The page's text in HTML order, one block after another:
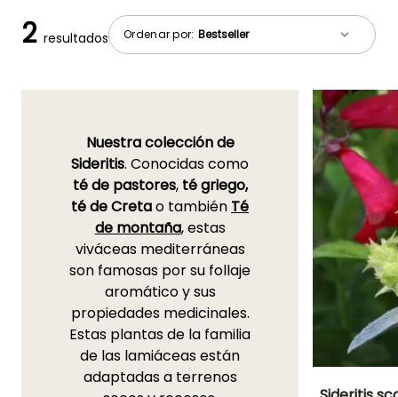
Ordenar por:
2 resultados
Nuestra colección de
Sideritis. Conocidas como
té de pastores, té griego,
té de Cretao también Té
de montaña, estas
viváceas mediterráneas
son famosas por su follaje
aromático y sus
propiedades medicinales.
Estas plantas de la familia
de las lamiáceas están
adaptadas a terrenos